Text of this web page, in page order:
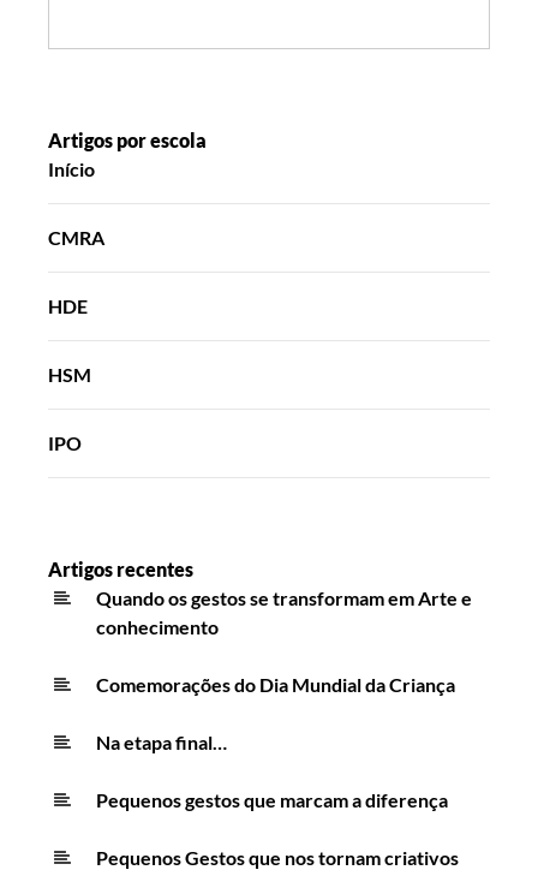
Artigos por escola
Início
CMRA
HDE
HSM
IPO
Artigos recentes
Quando os gestos se transformam em Arte e
conhecimento
Comemorações do Dia Mundial da Criança
Na etapa final…
Pequenos gestos que marcam a diferença
Pequenos Gestos que nos tornam criativos